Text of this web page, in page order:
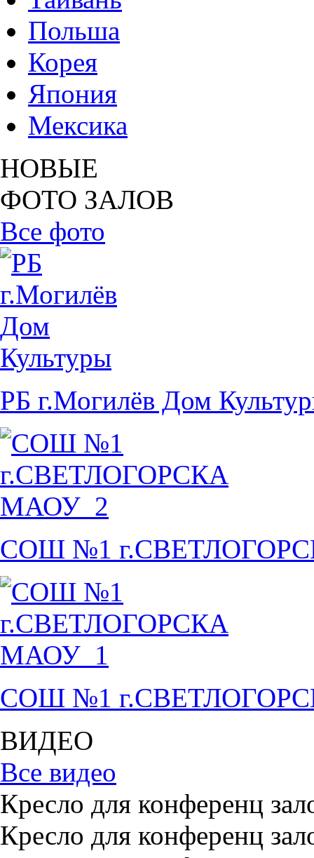
Польша
Корея
Япония
Мексика
НОВЫЕ
ФОТО ЗАЛОВ
Все фото
РБ г.Могилёв Дом
СОШ №1
СОШ №1
ВИДЕО
Все видео
Кресло для конференц
Кресло для конференц